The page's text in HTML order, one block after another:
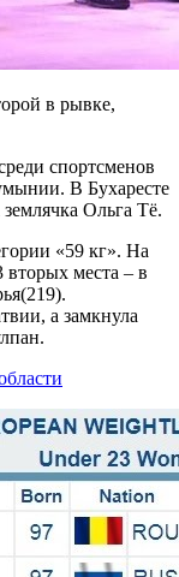
в рывке,
спортсменов
В Бухаресте
Ольга Тё.
«59 кг». На
вторых места – в
а замкнула